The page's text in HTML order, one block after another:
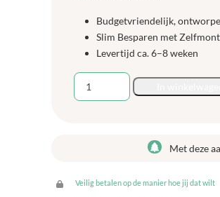
Budgetvriendelijk,
Slim Besparen met
Levertijd ca. 6–8 weken
Softplay
Bergbeklimset
Met deze
Veilig betalen op de manier hoe jij dat wilt